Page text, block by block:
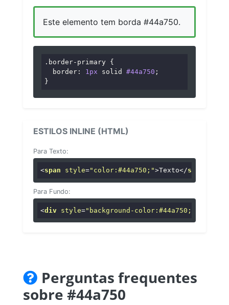
Este elemento tem borda #44a750.
.border-primary {
border : 1px solid #44a750 ;
}
ESTILOS INLINE (HTML)
Para Texto:
<span style="color:#44a750;">Texto</span
Para Fundo:
<div style="background-color:#44a750;"
Perguntas frequentes
sobre #44a750